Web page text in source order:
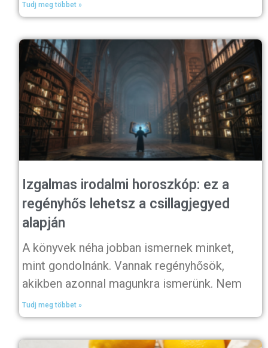
Tudj meg többet »
Izgalmas irodalmi horoszkóp: ez a
regényhős lehetsz a csillagjegyed
alapján
A könyvek néha jobban ismernek minket,
mint gondolnánk. Vannak regényhősök,
akikben azonnal magunkra ismerünk. Nem
Tudj meg többet »